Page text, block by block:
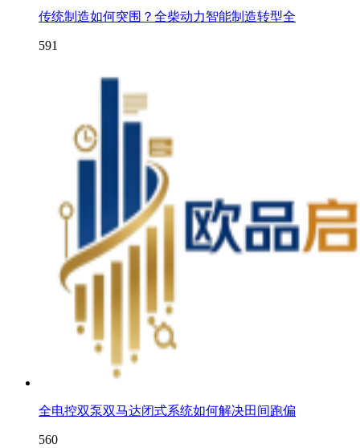
传统制造如何突围？全柴动力智能制造转型全
591
全电控双泵双马达闭式系统如何解决田间跑偏
560